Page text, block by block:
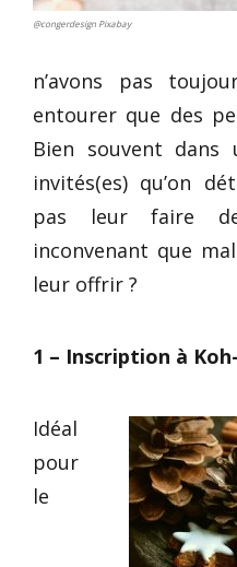
@congerdesign Pixabay
n’avons pas
entourer que des
Bien souvent
invités(es) qu’on
pas leur faire
inconvenant que
leur offrir ?
1 – Inscription à
Idéal
pour
le